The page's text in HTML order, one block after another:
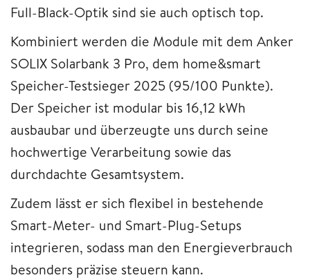
Full-Black-Optik sind sie auch optisch top.
Kombiniert werden die Module mit dem Anker
SOLIX Solarbank 3 Pro, dem home&smart
Speicher-Testsieger 2025 (95/100 Punkte).
Der Speicher ist modular bis 16,12 kWh
ausbaubar und überzeugte uns durch seine
hochwertige Verarbeitung sowie das
durchdachte Gesamtsystem.
Zudem lässt er sich flexibel in bestehende
Smart-Meter- und Smart-Plug-Setups
integrieren, sodass man den Energieverbrauch
besonders präzise steuern kann.